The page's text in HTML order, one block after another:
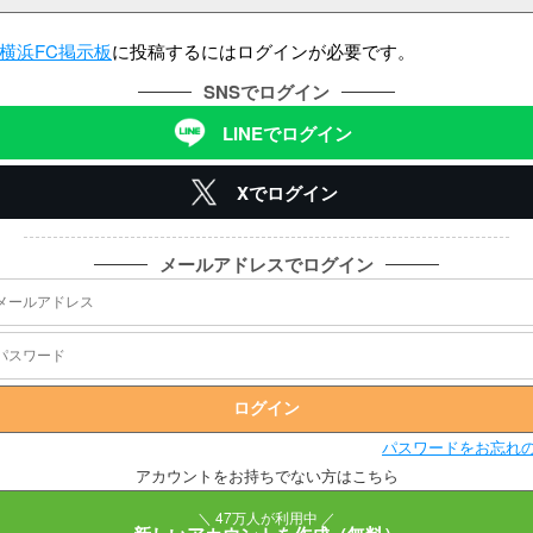
浜FC掲示板に投稿するにはログインが必要です。
SNSでログイン
LINEでログイン
Xでログイン
メールアドレスでログイン
パスワードをお忘れ
アカウントをお持ちでない方はこちら
＼ 47万人が利用中 ／